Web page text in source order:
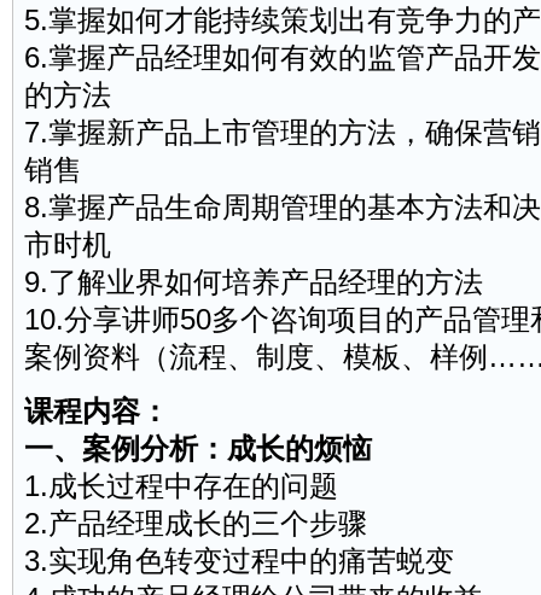
5.掌握如何才能持续策划出有竞争力的
6.掌握产品经理如何有效的监管产品开
的方法
7.掌握新产品上市管理的方法，确保营
销售
8.掌握产品生命周期管理的基本方法和
市时机
9.了解业界如何培养产品经理的方法
10.分享讲师50多个咨询项目的产品管
案例资料（流程、制度、模板、样例
课程内容：
一、案例分析：成长的烦恼
1.成长过程中存在的问题
2.产品经理成长的三个步骤
3.实现角色转变过程中的痛苦蜕变